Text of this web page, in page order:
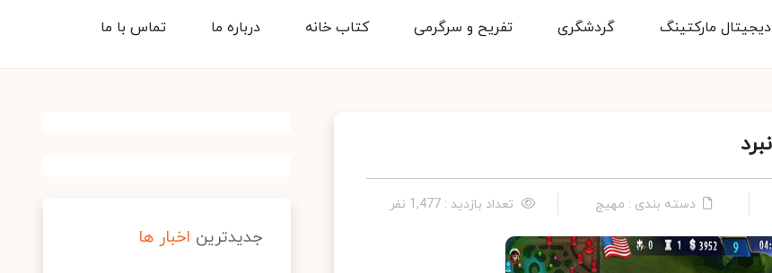
تماس با ما درباره ما کتاب خانه تفریح و سرگرمی گردشگری دیجیتال مارکتینگ
دسته بندی : مهیج تعداد بازدید : 1,477 نفر
جدیدترین اخبار ها